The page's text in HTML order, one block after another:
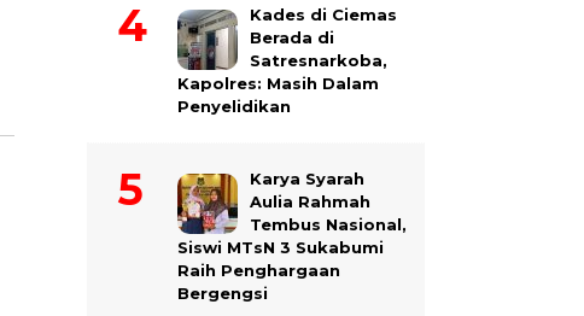
Kades di Ciemas
Berada di
Satresnarkoba,
Kapolres: Masih Dalam
Penyelidikan
Karya Syarah
Aulia Rahmah
Tembus Nasional,
Siswi MTsN 3 Sukabumi
Raih Penghargaan
Bergengsi